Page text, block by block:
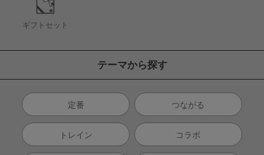
ギフトセット
テーマから探す
定番 つながる
トレイン コラボ